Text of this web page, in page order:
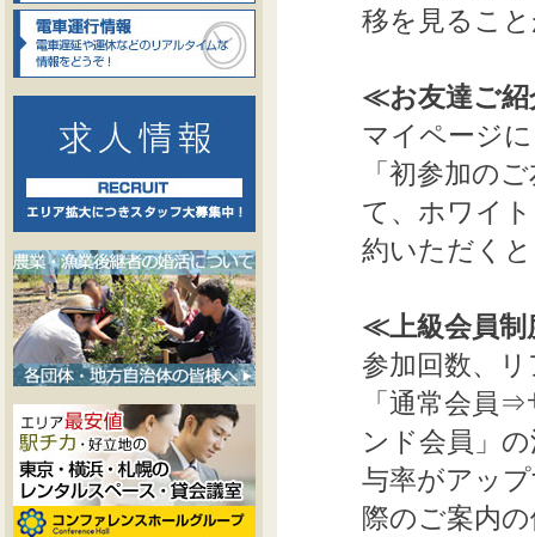
移を見るこ
≪お友達ご
マイページ
「初参加の
て、ホワイ
約いただく
≪上級会員
参加回数、
「通常会員
ンド会員」
与率がアッ
際のご案内